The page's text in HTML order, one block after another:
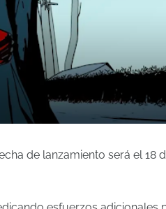
de lanzamiento será el 18